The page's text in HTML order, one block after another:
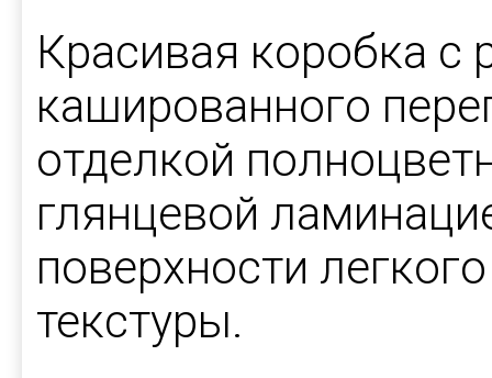
Красивая коробка с
кашированного
отделкой
глянцевой
поверхности
текстуры.